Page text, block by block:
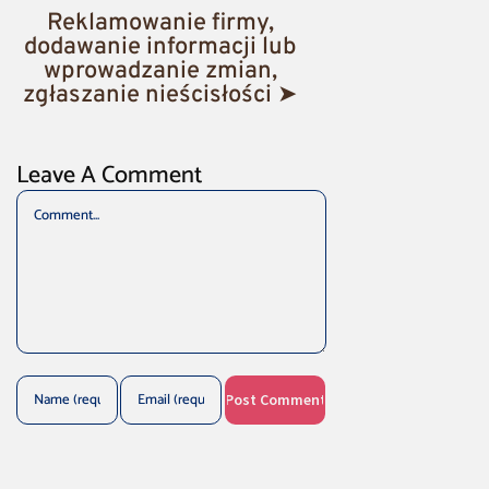
Reklamowanie firmy,
dodawanie informacji lub
wprowadzanie zmian,
zgłaszanie nieścisłości ➤
Leave A Comment
Comment